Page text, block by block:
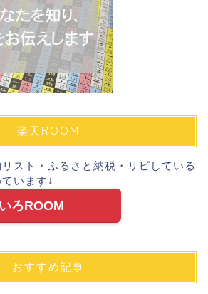
楽天ROOM
スト・ふるさと納税・リピしている
います↓
ろROOM
おすすめ記事